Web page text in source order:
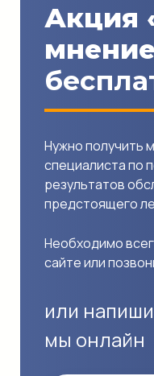
Акция
Нужно получить
специалиста по
результатов
предстоящего
Необходимо
сайте или
или
мы онлайн